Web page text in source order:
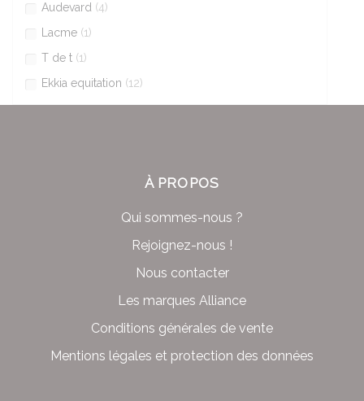
Audevard (4)
Lacme (1)
T de t (1)
Ekkia equitation (12)
À PROPOS
Qui sommes-nous ?
Rejoignez-nous !
Nous contacter
Les marques Alliance
Conditions générales de vente
Mentions légales et protection des données